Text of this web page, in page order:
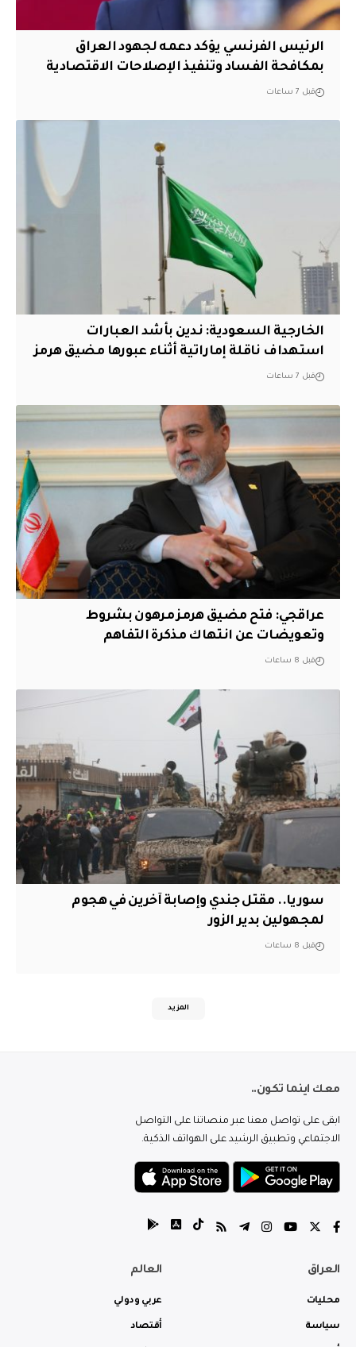
الرئيس الفرنسي يؤكد دعمه لجهود العراق
بمكافحة الفساد وتنفيذ الإصلاحات الاقتصادية
قبل 7 ساعات
‏الخارجية السعودية: ندين بأشد العبارات
استهداف ناقلة إماراتية أثناء عبورها مضيق هرمز
قبل 7 ساعات
عراقجي: فتح مضيق هرمز مرهون بشروط
وتعويضات عن انتهاك مذكرة التفاهم
قبل 8 ساعات
سوريا.. مقتل جندي وإصابة آخرين في هجوم
لمجهولين بدير الزور
قبل 8 ساعات
المزيد
معك اينما تكون..
ابقى على تواصل معنا عبر منصاتنا على التواصل
الاجتماعي وتطبيق الرشيد على الهواتف الذكية.
العراق
محليات
سياسة
العالم
عربي ودولي
أقتصاد